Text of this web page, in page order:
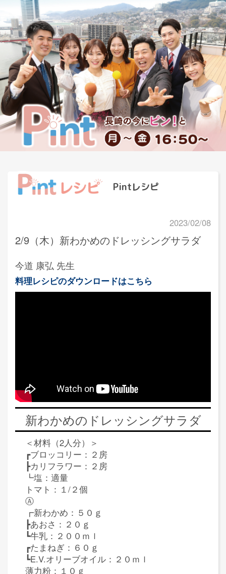
Pintレシピ
2023/02/08
2/9（木）新わかめのドレッシングサラダ
今道 康弘 先生
料理レシピのダウンロードはこちら
新わかめのドレッシングサラダ
＜材料（2人分）＞
┏ブロッコリー：２房
┣カリフラワー：２房
┗塩：適量
トマト：１/２個
Ⓐ
┏新わかめ：５０ｇ
┣あおさ：２０ｇ
┗牛乳：２００ｍｌ
┏たまねぎ：６０ｇ
┗E.V.オリーブオイル：２０ｍｌ
薄力粉：１０ｇ